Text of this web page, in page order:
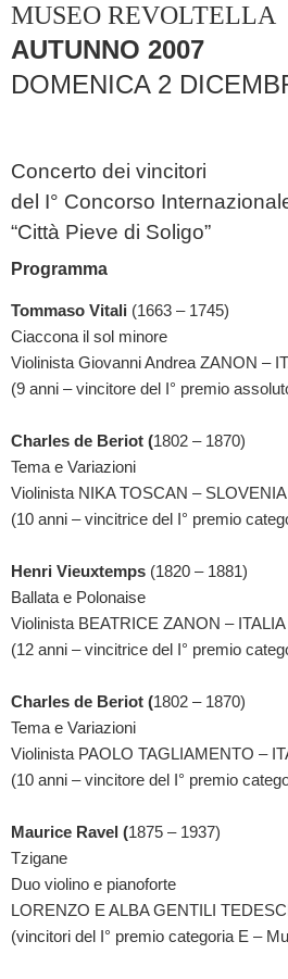
MUSEO REVOLTELLA
AUTUNNO 2007
DOMENICA 2
Concerto dei vincitori
del I° Concorso
“Città Pieve di Soligo”
Programma
Tommaso Vitali (1663 – 1745)
Ciaccona il sol minore
Violinista Giovanni Andrea ZANON –
(9 anni – vincitore del I° premio
Charles de Beriot (1802 – 1870)
Tema e Variazioni
Violinista NIKA TOSCAN – SLOVENIA
(10 anni – vincitrice del I° premio
Henri Vieuxtemps (1820 – 1881)
Ballata e Polonaise
Violinista BEATRICE ZANON – ITALIA
(12 anni – vincitrice del I° premio
Charles de Beriot (1802 – 1870)
Tema e Variazioni
Violinista PAOLO TAGLIAMENTO –
(10 anni – vincitore del I° premio
Maurice Ravel (1875 – 1937)
Tzigane
Duo violino e pianoforte
LORENZO E ALBA GENTILI
(vincitori del I° premio categoria E –